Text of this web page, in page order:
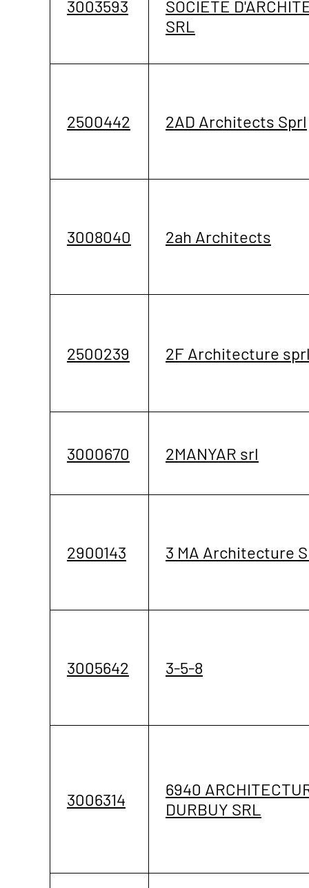
3003593
SOCIETE
SRL
2500442 2AD Architects Sprl
3008040 2ah Architects
2500239 2F Architecture
3000670 2MANYAR srl
2900143 3 MA Architecture
3005642 3-5-8
3006314
6940
DURBUY SRL